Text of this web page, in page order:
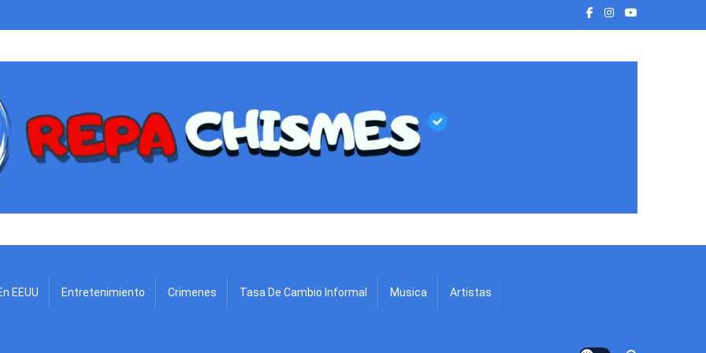
EEUU Entretenimiento Crimenes Tasa De Cambio Informal Musica Artistas